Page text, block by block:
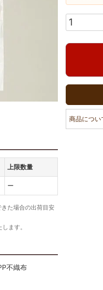
上限数量
ー
た場合の出荷目安
ます。
不織布
商品につい